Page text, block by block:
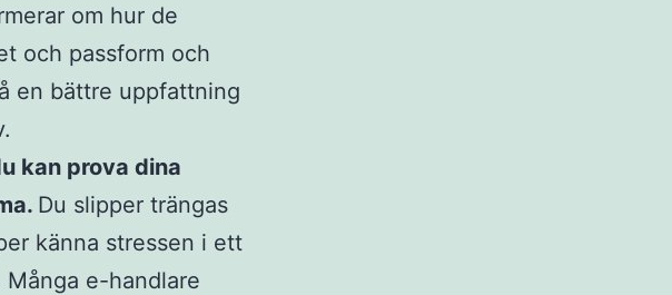
om hur de
och passform och
en bättre uppfattning
kan prova dina
Du slipper trängas
känna stressen i ett
e-handlare